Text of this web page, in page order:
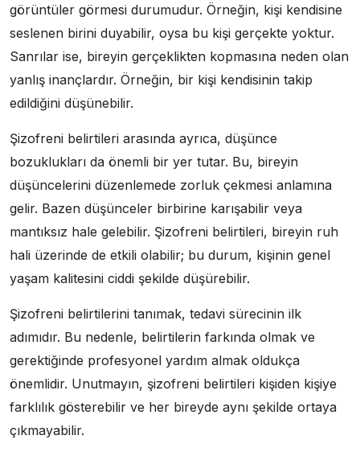
görüntüler görmesi durumudur. Örneğin, kişi kendisine
seslenen birini duyabilir, oysa bu kişi gerçekte yoktur.
Sanrılar ise, bireyin gerçeklikten kopmasına neden olan
yanlış inançlardır. Örneğin, bir kişi kendisinin takip
edildiğini düşünebilir.
Şizofreni belirtileri arasında ayrıca, düşünce
bozuklukları da önemli bir yer tutar. Bu, bireyin
düşüncelerini düzenlemede zorluk çekmesi anlamına
gelir. Bazen düşünceler birbirine karışabilir veya
mantıksız hale gelebilir. Şizofreni belirtileri, bireyin ruh
hali üzerinde de etkili olabilir; bu durum, kişinin genel
yaşam kalitesini ciddi şekilde düşürebilir.
Şizofreni belirtilerini tanımak, tedavi sürecinin ilk
adımıdır. Bu nedenle, belirtilerin farkında olmak ve
gerektiğinde profesyonel yardım almak oldukça
önemlidir. Unutmayın, şizofreni belirtileri kişiden kişiye
farklılık gösterebilir ve her bireyde aynı şekilde ortaya
çıkmayabilir.